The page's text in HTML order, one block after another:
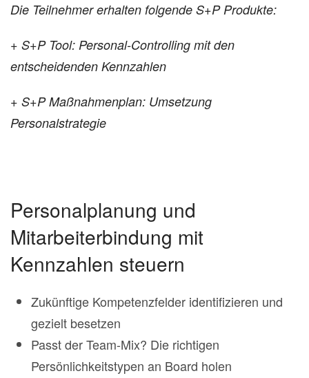
Die Teilnehmer erhalten folgende S+P Produkte:
+ S+P Tool: Personal-Controlling mit den
entscheidenden Kennzahlen
+ S+P Maßnahmenplan: Umsetzung
Personalstrategie
Personalplanung und
Mitarbeiterbindung mit
Kennzahlen steuern
Zukünftige Kompetenzfelder identifizieren und
gezielt besetzen
Passt der Team-Mix? Die richtigen
Persönlichkeitstypen an Board holen